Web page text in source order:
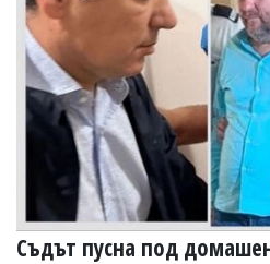
Съдът пусна под